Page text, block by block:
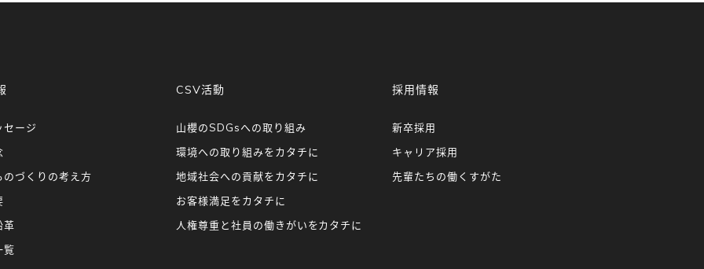
セージ
のづくりの考え方
革
覧
CSV活動
山櫻のSDGsへの取り組み
環境への取り組みをカタチに
地域社会への貢献をカタチに
お客様満足をカタチに
人権尊重と社員の働きがいをカタチに
採用情報
新卒採用
キャリア採用
先輩たちの働くすがた